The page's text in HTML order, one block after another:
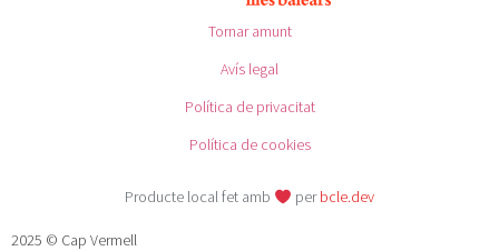
Tornar amunt
Avís legal
Política de privacitat
Política de cookies
Producte local fet amb perbcle.dev
2025 © Cap Vermell